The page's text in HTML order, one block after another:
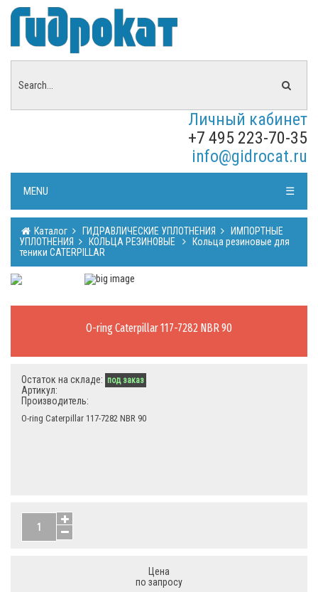
Личный кабинет
+7 495 223-70-35
info@gidrocat.ru
MENU ☰
Каталог ГИДРАВЛИЧЕСКИЕ УПЛОТНЕНИЯ
ИМПОРТНЫЕ
УПЛОТНЕНИЯ
КОЛЬЦА РЕЗИНОВЫЕ
Кольца резиновые для
теники CATERPILLAR
O-ring Caterpillar 117-7282 NBR 90
Остаток на складе: под заказ
Артикул:
Производитель:
O-ring Caterpillar 117-7282 NBR 90
Цена
по запросу